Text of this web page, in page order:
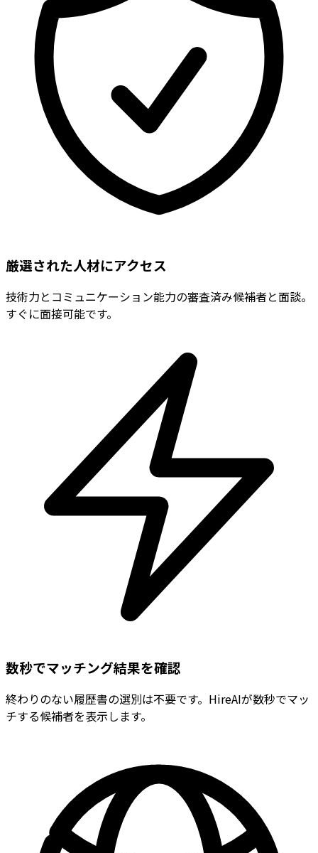
厳選された人材にアクセス
技術力とコミュニケーション能力の審査済み候補者と面談。
すぐに面接可能です。
数秒でマッチング結果を確認
終わりのない履歴書の選別は不要です。HireAIが数秒でマッ
チする候補者を表示します。